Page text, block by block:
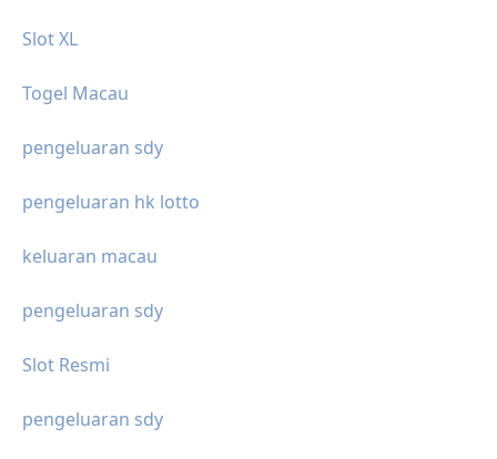
Slot XL
Togel Macau
pengeluaran sdy
pengeluaran hk lotto
keluaran macau
pengeluaran sdy
Slot Resmi
pengeluaran sdy